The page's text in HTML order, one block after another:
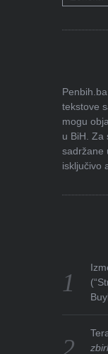
tekstove
mogu
u BiH. Za
sadržane
isključivo